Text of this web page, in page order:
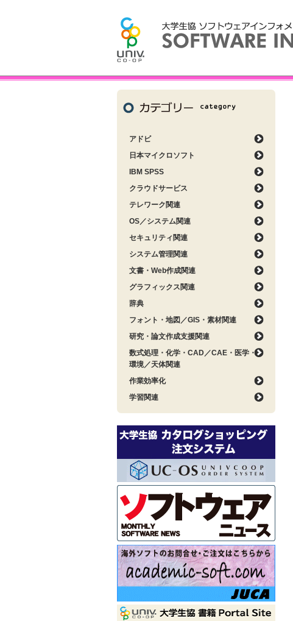
アドビ
日本マイクロソフト
IBM SPSS
クラウドサービス
テレワーク関連
OS／システム関連
セキュリティ関連
システム管理関連
文書・Web作成関連
グラフィックス関連
辞典
フォント・地図／GIS・素材関連
研究・論文作成支援関連
数式処理・化学・CAD／CAE・医学・
環境／天体関連
作業効率化
学習関連